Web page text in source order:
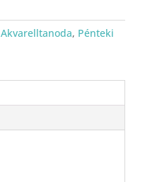
Akvarelltanoda, Pénteki